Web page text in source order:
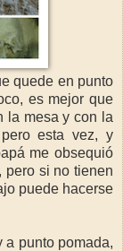
quede en punto
es mejor que
la mesa y con la
esta vez, y
me obsequió
pero si no tienen
puede hacerse
punto pomada,